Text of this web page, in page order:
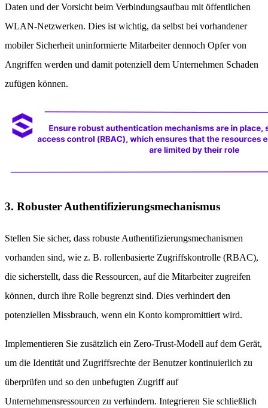
Daten und der Vorsicht beim Verbindungsaufbau mit öffentlichen
WLAN-Netzwerken. Dies ist wichtig, da selbst bei vorhandener
mobiler Sicherheit uninformierte Mitarbeiter dennoch Opfer von
Angriffen werden und damit potenziell dem Unternehmen Schaden
zufügen können.
3. Robuster Authentifizierungsmechanismus
Stellen Sie sicher, dass robuste Authentifizierungsmechanismen
vorhanden sind, wie z. B. rollenbasierte Zugriffskontrolle (RBAC),
die sicherstellt, dass die Ressourcen, auf die Mitarbeiter zugreifen
können, durch ihre Rolle begrenzt sind. Dies verhindert den
potenziellen Missbrauch, wenn ein Konto kompromittiert wird.
Implementieren Sie zusätzlich ein Zero-Trust-Modell auf dem Gerät,
um die Identität und Zugriffsrechte der Benutzer kontinuierlich zu
überprüfen und so den unbefugten Zugriff auf
Unternehmensressourcen zu verhindern. Integrieren Sie schließlich